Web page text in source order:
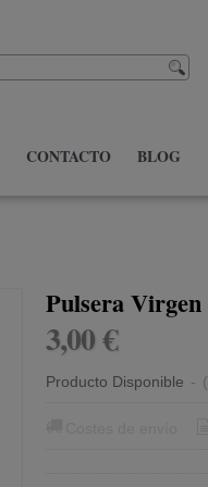
CONTACTO BLOG
Pulsera Virgen
3,00 €
Producto Disponible -